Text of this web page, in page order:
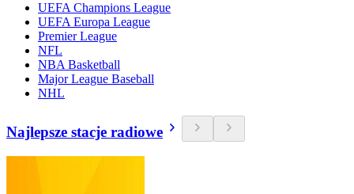
UEFA Champions League
UEFA Europa League
Premier League
NFL
NBA Basketball
Major League Baseball
NHL
Najlepsze stacje radiowe